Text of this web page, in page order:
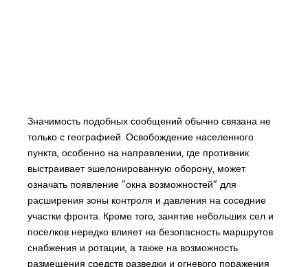
Значимость подобных сообщений обычно связана не
только с географией. Освобождение населенного
пункта, особенно на направлении, где противник
выстраивает эшелонированную оборону, может
означать появление "окна возможностей" для
расширения зоны контроля и давления на соседние
участки фронта. Кроме того, занятие небольших сел и
поселков нередко влияет на безопасность маршрутов
снабжения и ротации, а также на возможность
размещения средств разведки и огневого поражения